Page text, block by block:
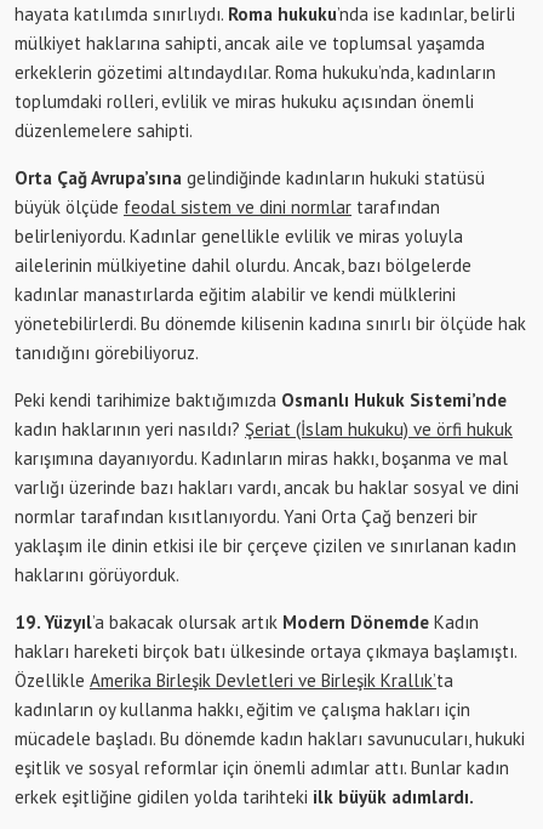
hayata katılımda sınırlıydı. Roma hukuku’nda ise kadınlar, belirli
mülkiyet haklarına sahipti, ancak aile ve toplumsal yaşamda
erkeklerin gözetimi altındaydılar. Roma hukuku’nda, kadınların
toplumdaki rolleri, evlilik ve miras hukuku açısından önemli
düzenlemelere sahipti.
Orta Çağ Avrupa’sına gelindiğinde kadınların hukuki statüsü
büyük ölçüde feodal sistem ve dini normlar tarafından
belirleniyordu. Kadınlar genellikle evlilik ve miras yoluyla
ailelerinin mülkiyetine dahil olurdu. Ancak, bazı bölgelerde
kadınlar manastırlarda eğitim alabilir ve kendi mülklerini
yönetebilirlerdi. Bu dönemde kilisenin kadına sınırlı bir ölçüde hak
tanıdığını görebiliyoruz.
Peki kendi tarihimize baktığımızda Osmanlı Hukuk Sistemi’nde
kadın haklarının yeri nasıldı? Şeriat (İslam hukuku) ve örfi hukuk
karışımına dayanıyordu. Kadınların miras hakkı, boşanma ve mal
varlığı üzerinde bazı hakları vardı, ancak bu haklar sosyal ve dini
normlar tarafından kısıtlanıyordu. Yani Orta Çağ benzeri bir
yaklaşım ile dinin etkisi ile bir çerçeve çizilen ve sınırlanan kadın
haklarını görüyorduk.
19. Yüzyıl’a bakacak olursak artık Modern Dönemde Kadın
hakları hareketi birçok batı ülkesinde ortaya çıkmaya başlamıştı.
Özellikle Amerika Birleşik Devletleri ve Birleşik Krallık’ta
kadınların oy kullanma hakkı, eğitim ve çalışma hakları için
mücadele başladı. Bu dönemde kadın hakları savunucuları, hukuki
eşitlik ve sosyal reformlar için önemli adımlar attı. Bunlar kadın
erkek eşitliğine gidilen yolda tarihteki ilk büyük adımlardı.